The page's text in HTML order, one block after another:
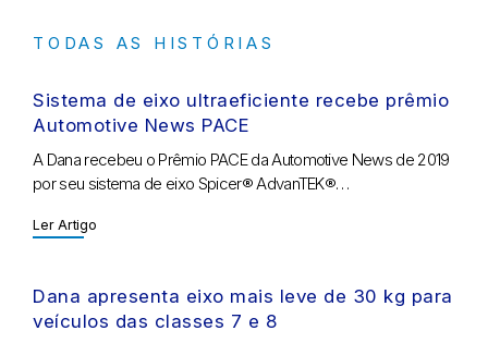
TODAS AS HISTÓRIAS
Sistema de eixo ultraeficiente recebe prêmio
Automotive News PACE
A Dana recebeu o Prêmio PACE da Automotive News de 2019
por seu sistema de eixo Spicer® AdvanTEK®…
Ler Artigo
Dana apresenta eixo mais leve de 30 kg para
veículos das classes 7 e 8